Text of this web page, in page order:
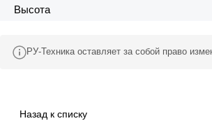
Высота
РУ-Техника оставляет за собой право
Назад к списку